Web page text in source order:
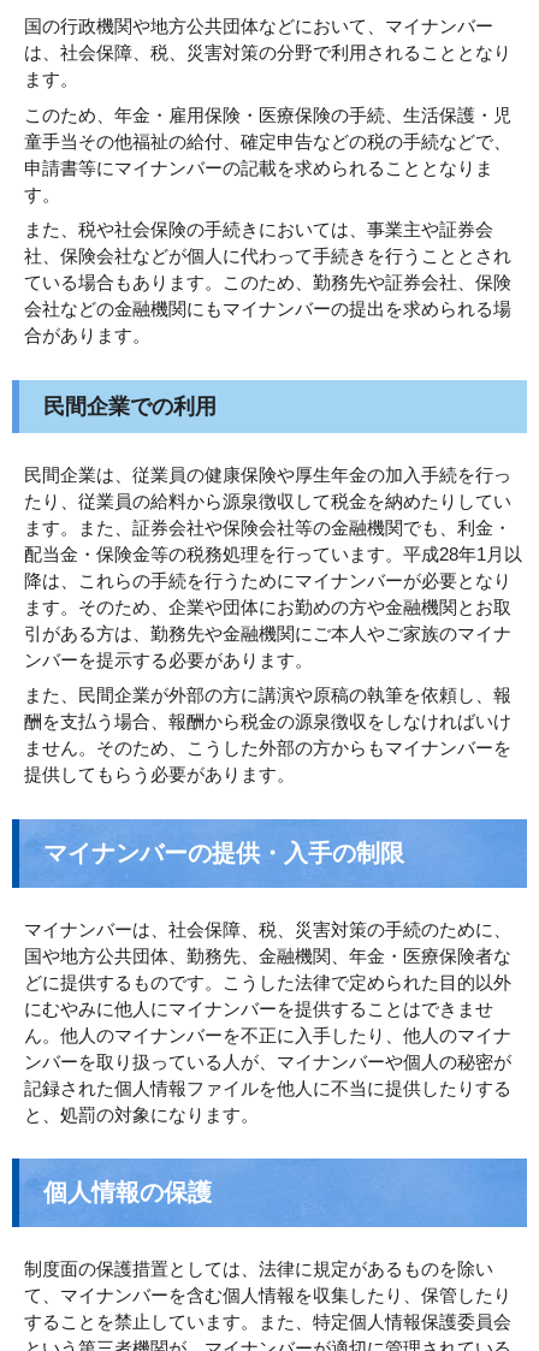
国の行政機関や地方公共団体などにおいて、マイナンバー
は、社会保障、税、災害対策の分野で利用されることとなり
ます。
このため、年金・雇用保険・医療保険の手続、生活保護・児
童手当その他福祉の給付、確定申告などの税の手続などで、
申請書等にマイナンバーの記載を求められることとなりま
す。
また、税や社会保険の手続きにおいては、事業主や証券会
社、保険会社などが個人に代わって手続きを行うこととされ
ている場合もあります。このため、勤務先や証券会社、保険
会社などの金融機関にもマイナンバーの提出を求められる場
合があります。
民間企業での利用
民間企業は、従業員の健康保険や厚生年金の加入手続を行っ
たり、従業員の給料から源泉徴収して税金を納めたりしてい
ます。また、証券会社や保険会社等の金融機関でも、利金・
配当金・保険金等の税務処理を行っています。平成28年1月以
降は、これらの手続を行うためにマイナンバーが必要となり
ます。そのため、企業や団体にお勤めの方や金融機関とお取
引がある方は、勤務先や金融機関にご本人やご家族のマイナ
ンバーを提示する必要があります。
また、民間企業が外部の方に講演や原稿の執筆を依頼し、報
酬を支払う場合、報酬から税金の源泉徴収をしなければいけ
ません。そのため、こうした外部の方からもマイナンバーを
提供してもらう必要があります。
マイナンバーの提供・入手の制限
マイナンバーは、社会保障、税、災害対策の手続のために、
国や地方公共団体、勤務先、金融機関、年金・医療保険者な
どに提供するものです。こうした法律で定められた目的以外
にむやみに他人にマイナンバーを提供することはできませ
ん。他人のマイナンバーを不正に入手したり、他人のマイナ
ンバーを取り扱っている人が、マイナンバーや個人の秘密が
記録された個人情報ファイルを他人に不当に提供したりする
と、処罰の対象になります。
個人情報の保護
制度面の保護措置としては、法律に規定があるものを除い
て、マイナンバーを含む個人情報を収集したり、保管したり
することを禁止しています。また、特定個人情報保護委員会